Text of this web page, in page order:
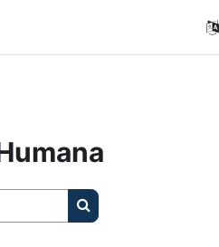
Buscar cursos